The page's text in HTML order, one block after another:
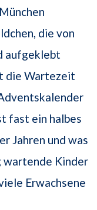
die von
aufgeklebt
die Wartezeit
fast ein halbes
Jahren und was
wartende Kinder
Erwachsene